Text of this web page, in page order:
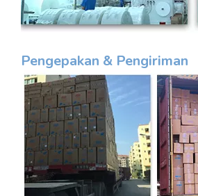
Pengepakan & Pengiriman